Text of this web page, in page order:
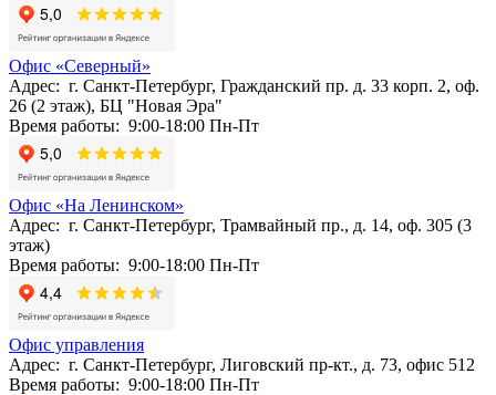
Офис «Северный»
Адрес: г. Санкт-Петербург, Гражданский пр. д. 33 корп. 2, оф.
26 (2 этаж), БЦ "Новая Эра"
Время работы: 9:00-18:00 Пн-Пт
Офис «На Ленинском»
Адрес: г. Санкт-Петербург, Трамвайный пр., д. 14, оф. 305 (3
этаж)
Время работы: 9:00-18:00 Пн-Пт
Офис управления
Адрес: г. Санкт-Петербург, Лиговский пр-кт., д. 73, офис 512
Время работы: 9:00-18:00 Пн-Пт